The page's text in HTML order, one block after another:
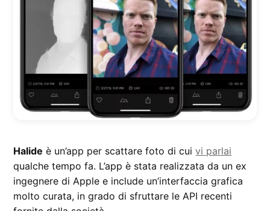
Halide è un’app per scattare foto di cuivi parlai
qualche tempo fa. L’app è stata realizzata da un ex
ingegnere di Apple e include un’interfaccia grafica
molto curata, in grado di sfruttare le API recenti